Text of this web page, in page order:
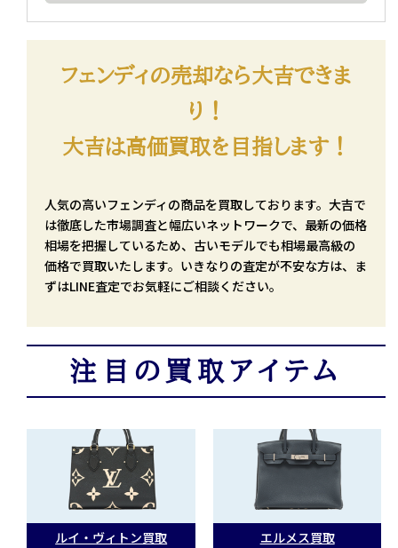
フェンディの売却なら大吉できま
り！
大吉は高価買取を目指します！
人気の高いフェンディの商品を買取しております。大吉で
は徹底した市場調査と幅広いネットワークで、最新の価格
相場を把握しているため、古いモデルでも相場最高級の
価格で買取いたします。いきなりの査定が不安な方は、ま
ずはLINE査定でお気軽にご相談ください。
注目の買取アイテム
ルイ・ヴィトン買取 エルメス買取